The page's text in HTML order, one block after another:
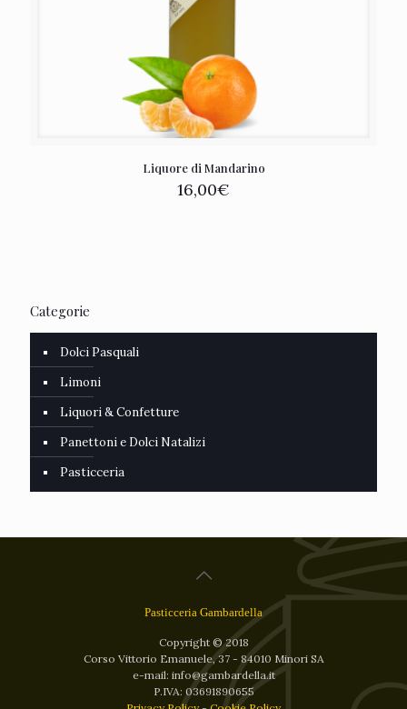
Liquore di Mandarino
16,00€
Categorie
Dolci Pasquali
Limoni
Liquori & Confetture
Panettoni e Dolci Natalizi
Pasticceria
Pasticceria Gambardella
Copyright © 2018
Corso Vittorio Emanuele, 37 - 84010 Minori SA
e-mail: info@gambardella.it
P.IVA: 03691890655